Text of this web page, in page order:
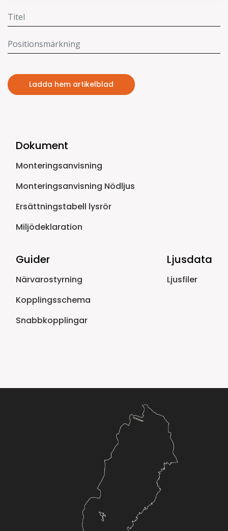
Ladda hem artikelblad
Dokument
Monteringsanvisning
Monteringsanvisning Nödljus
Ersättningstabell lysrör
Miljödeklaration
Guider
Närvarostyrning
Kopplingsschema
Snabbkopplingar
Ljusdata
Ljusfiler